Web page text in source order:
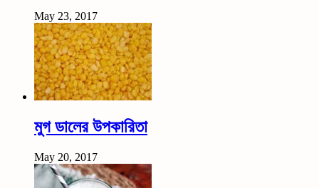
May 23, 2017
মুগ ডালের উপকারিতা
May 20, 2017